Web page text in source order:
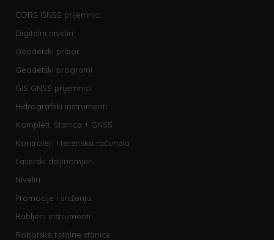
CORS GNSS prijemnici
Digitalni niveliri
Geodetski pribor
Geodetski programi
GIS GNSS prijemnici
Hidrografski instrumenti
Kompleti: Stanica + GNSS
Kontroleri i terenska računala
Laserski daljinomjeri
Niveliri
Promocije i sniženja
Rabljeni instrumenti
Robotske totalne stanice